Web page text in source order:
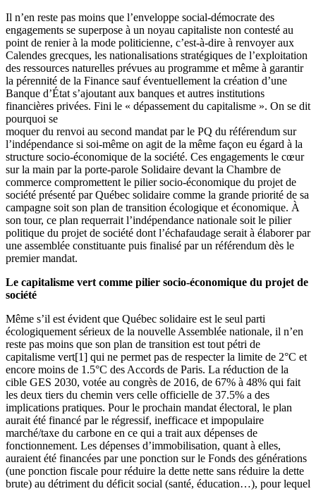
Il n’en reste pas moins que l’enveloppe social-démocrate des
engagements se superpose à un noyau capitaliste non contesté au
point de renier à la mode politicienne, c’est-à-dire à renvoyer aux
Calendes grecques, les nationalisations stratégiques de l’exploitation
des ressources naturelles prévues au programme et même à garantir
la pérennité de la Finance sauf éventuellement la création d’une
Banque d’État s’ajoutant aux banques et autres institutions
financières privées. Fini le « dépassement du capitalisme ». On se dit
pourquoi se
moquer du renvoi au second mandat par le PQ du référendum sur
l’indépendance si soi-même on agit de la même façon eu égard à la
structure socio-économique de la société. Ces engagements le cœur
sur la main par la porte-parole Solidaire devant la Chambre de
commerce compromettent le pilier socio-économique du projet de
société présenté par Québec solidaire comme la grande priorité de sa
campagne soit son plan de transition écologique et économique. À
son tour, ce plan requerrait l’indépendance nationale soit le pilier
politique du projet de société dont l’échafaudage serait à élaborer par
une assemblée constituante puis finalisé par un référendum dès le
premier mandat.
Le capitalisme vert comme pilier socio-économique du projet de
société
Même s’il est évident que Québec solidaire est le seul parti
écologiquement sérieux de la nouvelle Assemblée nationale, il n’en
reste pas moins que son plan de transition est tout pétri de
capitalisme vert[1] qui ne permet pas de respecter la limite de 2°C et
encore moins de 1.5°C des Accords de Paris. La réduction de la
cible GES 2030, votée au congrès de 2016, de 67% à 48% qui fait
les deux tiers du chemin vers celle officielle de 37.5% a des
implications pratiques. Pour le prochain mandat électoral, le plan
aurait été financé par le régressif, inefficace et impopulaire
marché/taxe du carbone en ce qui a trait aux dépenses de
fonctionnement. Les dépenses d’immobilisation, quant à elles,
auraient été financées par une ponction sur le Fonds des générations
(une ponction fiscale pour réduire la dette nette sans réduire la dette
brute) au détriment du déficit social (santé, éducation…), pour lequel